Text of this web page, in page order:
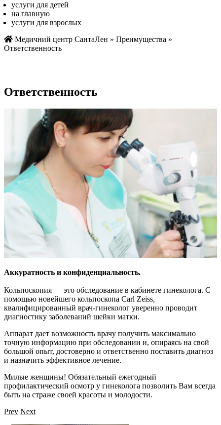
услуги для детей
на главную
услуги для взрослых
Медичний центр СантаЛен » Преимущества »
Ответственность
Ответственность
Аккуратность и конфиденциальность.
Кольпоскопия — это обследование в кабинете гинеколога. С
помощью новейшего кольпоскопа Carl Zeiss,
квалифицированный врач-гинеколог уверенно проводит
диагностику заболеваний шейки матки.
Аппарат дает возможность врачу получить максимально
точную информацию при обследовании и, опираясь на свой
большой опыт, достоверно и ответственно поставить диагноз
и назначить эффективное лечение.
Милые женщины! Обязательный ежегодный
профилактический осмотр у гинеколога позволить Вам всегда
быть на страже своей красоты и молодости.
Prev Next